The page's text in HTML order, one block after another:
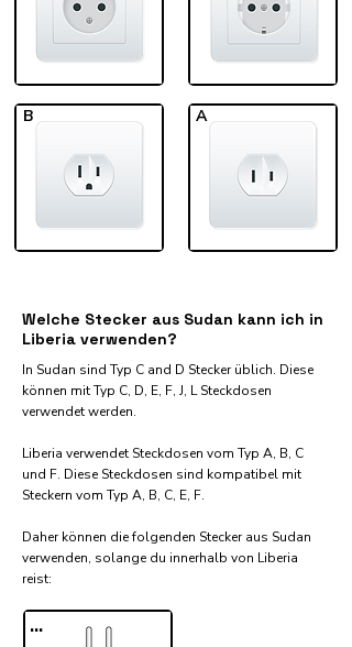
B A
Welche Stecker aus Sudan kann ich in
Liberia verwenden?
In Sudan sind Typ C and D Stecker üblich. Diese
können mit Typ C, D, E, F, J, L Steckdosen
verwendet werden.
Liberia verwendet Steckdosen vom Typ A, B, C
und F. Diese Steckdosen sind kompatibel mit
Steckern vom Typ A, B, C, E, F.
Daher können die folgenden Stecker aus Sudan
verwenden, solange du innerhalb von Liberia
reist:​
...